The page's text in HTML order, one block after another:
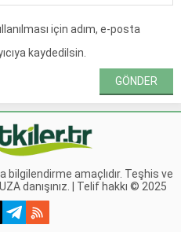
için adım, e-posta
kaydedilsin.
bilgilendirme amaçlıdır. Teşhis ve
danışınız. | Telif hakkı © 2025